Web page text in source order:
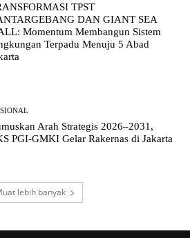
TPST
DAN GIANT SEA
Momentum Membangun Sistem
Terpadu Menuju 5 Abad
Arah Strategis 2026–2031,
PGI-GMKI Gelar Rakernas di Jakarta
lebih banyak